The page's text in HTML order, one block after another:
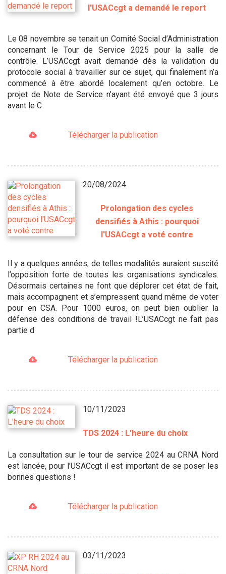
l'USACcgt a demandé le report
Le 08 novembre se tenait un Comité Social d’Administration
concernant le Tour de Service 2025 pour la salle de
contrôle. L’USACcgt avait demandé dès la validation du
protocole social à travailler sur ce sujet, qui finalement n’a
commencé à être abordé localement qu’en octobre. Le
projet de Note de Service n’ayant été envoyé que 3 jours
avant le C
Télécharger la publication
20/08/2024
Prolongation des cycles
densifiés à Athis : pourquoi
l'USACcgt a voté contre
Il y a quelques années, de telles modalités auraient suscité
l’opposition forte de toutes les organisations syndicales.
Désormais certaines ne font que déplorer cet état de fait,
mais accompagnent et s’empressent quand même de voter
pour en CSA. Pour 1000 euros, on peut bien oublier la
défense des conditions de travail !L’USACcgt ne fait pas
partie d
Télécharger la publication
10/11/2023
TDS 2024 : L'heure du choix
La consultation sur le tour de service 2024 au CRNA Nord
est lancée, pour l'USACcgt il est important de se poser les
bonnes questions !
Télécharger la publication
03/11/2023